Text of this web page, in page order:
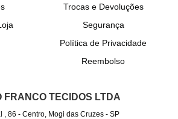
Trocas e Devoluções
Segurança
Política de Privacidade
Reembolso
FRANCO TECIDOS LTDA
, 86 -Centro, Mogi das Cruzes -SP